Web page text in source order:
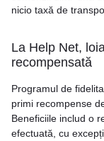
nicio taxă de
La Help Net,
recompensată
Programul de
primi recompense
Beneficiile includ o
efectuată, cu